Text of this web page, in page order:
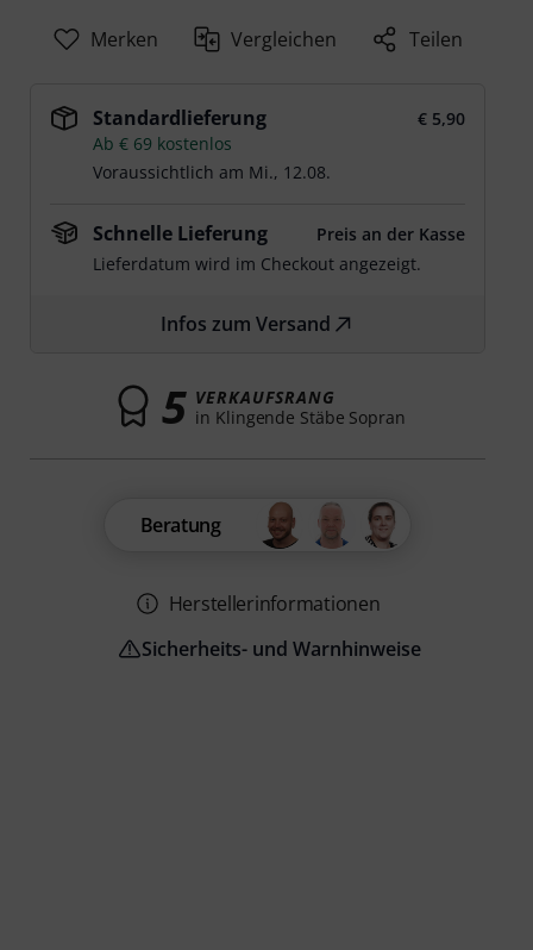
Merken Vergleichen Teilen
Standardlieferung
€ 5,90
Ab € 69 kostenlos
Voraussichtlich am Mi., 12.08.
Schnelle Lieferung
Preis an der Kasse
Lieferdatum wird im Checkout angezeigt.
Infos zum Versand
5 VERKAUFSRANG
in Klingende Stäbe Sopran
Beratung
Herstellerinformationen
Sicherheits- und Warnhinweise